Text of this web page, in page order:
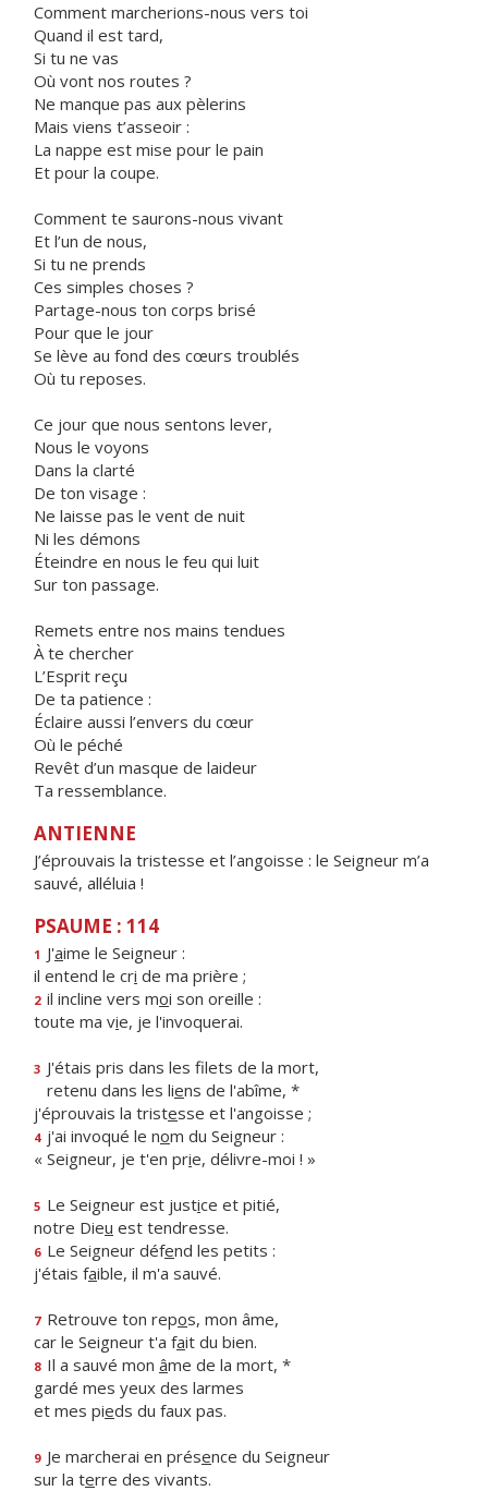
Comment marcherions-nous vers toi
Quand il est tard,
Si tu ne vas
Où vont nos routes ?
Ne manque pas aux pèlerins
Mais viens t’asseoir :
La nappe est mise pour le pain
Et pour la coupe.
Comment te saurons-nous vivant
Et l’un de nous,
Si tu ne prends
Ces simples choses ?
Partage-nous ton corps brisé
Pour que le jour
Se lève au fond des cœurs troublés
Où tu reposes.
Ce jour que nous sentons lever,
Nous le voyons
Dans la clarté
De ton visage :
Ne laisse pas le vent de nuit
Ni les démons
Éteindre en nous le feu qui luit
Sur ton passage.
Remets entre nos mains tendues
À te chercher
L’Esprit reçu
De ta patience :
Éclaire aussi l’envers du cœur
Où le péché
Revêt d’un masque de laideur
Ta ressemblance.
ANTIENNE
J’éprouvais la tristesse et l’angoisse : le Seigneur m’a
sauvé, alléluia !
PSAUME : 114
1 J'aime le Seigneur :
il entend le cri de ma prière ;
2 il incline vers moi son oreille :
toute ma vie, je l'invoquerai.
3 J'étais pris dans les filets de la mort,
retenu dans les liens de l'abîme, *
j'éprouvais la tristesse et l'angoisse ;
4 j'ai invoqué le nom du Seigneur :
« Seigneur, je t'en prie, délivre-moi ! »
5 Le Seigneur est justice et pitié,
notre Dieu est tendresse.
6 Le Seigneur défend les petits :
j'étais faible, il m'a sauvé.
7 Retrouve ton repos, mon âme,
car le Seigneur t'a fait du bien.
8 Il a sauvé mon âme de la mort, *
gardé mes yeux des larmes
et mes pieds du faux pas.
9 Je marcherai en présence du Seigneur
sur la terre des vivants.